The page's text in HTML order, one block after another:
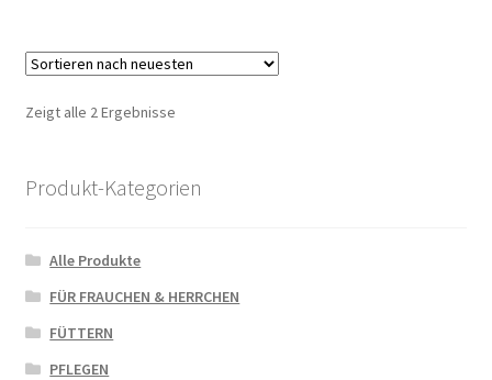
Zeigt alle 2 Ergebnisse
Produkt-Kategorien
Alle Produkte
FÜR FRAUCHEN & HERRCHEN
FÜTTERN
PFLEGEN